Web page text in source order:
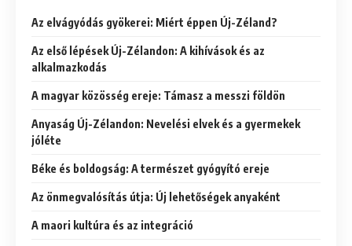
Az elvágyódás gyökerei: Miért éppen Új-Zéland?
Az első lépések Új-Zélandon: A kihívások és az
alkalmazkodás
A magyar közösség ereje: Támasz a messzi földön
Anyaság Új-Zélandon: Nevelési elvek és a gyermekek
jóléte
Béke és boldogság: A természet gyógyító ereje
Az önmegvalósítás útja: Új lehetőségek anyaként
A maori kultúra és az integráció